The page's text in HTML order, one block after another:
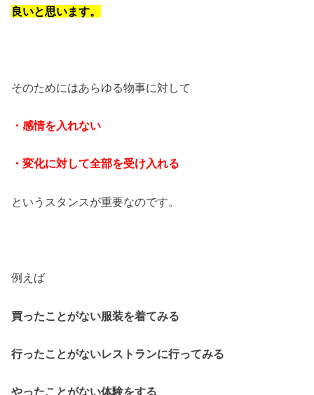
良いと思います。
そのためにはあらゆる物事に対して
・感情を入れない
・変化に対して全部を受け入れる
というスタンスが重要なのです。
例えば
買ったことがない服装を着てみる
行ったことがないレストランに行ってみる
やったことがない体験をする